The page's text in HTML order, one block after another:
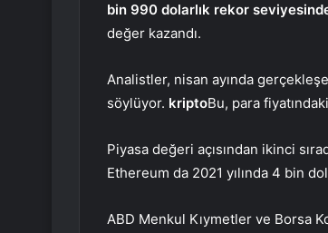
bin 990 dolarlık rekor
değer kazandı.
Analistler, nisan ayında
söylüyor. kriptoBu, para
Piyasa değeri açısından ikinci
Ethereum da 2021 yılında 4 bin
ABD Menkul Kıymetler ve Borsa